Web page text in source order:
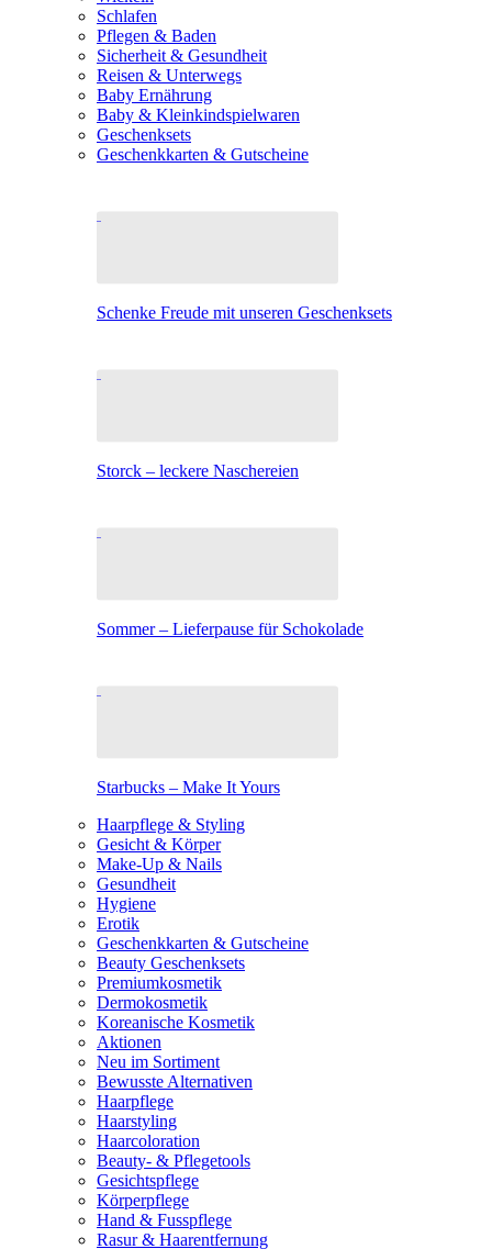
Schlafen
Pflegen & Baden
Sicherheit & Gesundheit
Reisen & Unterwegs
Baby Ernährung
Baby & Kleinkindspielwaren
Geschenksets
Geschenkkarten & Gutscheine
Schenke Freude mit unseren Geschenksets
Storck – leckere Naschereien
Sommer – Lieferpause für Schokolade
Starbucks – Make It Yours
Haarpflege & Styling
Gesicht & Körper
Make-Up & Nails
Gesundheit
Hygiene
Erotik
Geschenkkarten & Gutscheine
Beauty Geschenksets
Premiumkosmetik
Dermokosmetik
Koreanische Kosmetik
Aktionen
Neu im Sortiment
Bewusste Alternativen
Haarpflege
Haarstyling
Haarcoloration
Beauty- & Pflegetools
Gesichtspflege
Körperpflege
Hand & Fusspflege
Rasur & Haarentfernung